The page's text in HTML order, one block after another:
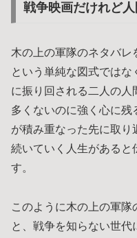
戦争映画だけれど
木の上の軍隊のネタバ
という単純な図式では
に振り回される二人の人
多くないのに強く心に
が積み重なった先に取り
続いていく人生があると
す。
このように木の上の軍
と、戦争を知らない世